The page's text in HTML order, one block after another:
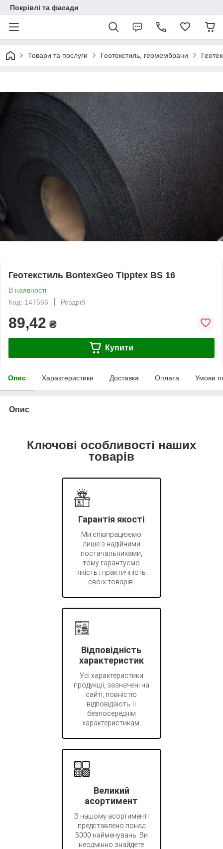
Покрівлі та фасади
Товари та послуги Геотекстиль, геомембрани
Геотекстиль BontexGeo Tipptex BS 16
В наявності
Код: 147566
Роздріб
89,42 ₴
Купити
Опис Характеристики Доставка Оплата Умови
Опис
Ключові особливості наших
товарів
Гарантія якості
Ми співпрацюємо
лише з надійними
постачальниками,
тому гарантуємо
якість і практичність
своїх товарів.
Відповідність
характеристик
Усі характеристики
продукції, зазначені на
сайті, повністю
відповідають її
безпосереднім
характеристикам.
Великий
асортимент
В нашому асортименті
представлено понад
5000 найменувань. Ви
неодмінно знайдете